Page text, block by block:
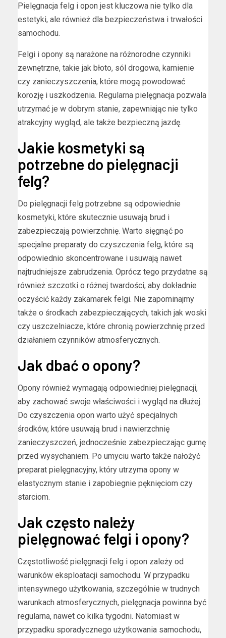
Pielęgnacja felg i opon jest kluczowa nie tylko dla
estetyki, ale również dla bezpieczeństwa i trwałości
samochodu.
Felgi i opony są narażone na różnorodne czynniki
zewnętrzne, takie jak błoto, sól drogowa, kamienie
czy zanieczyszczenia, które mogą powodować
korozję i uszkodzenia. Regularna pielęgnacja pozwala
utrzymać je w dobrym stanie, zapewniając nie tylko
atrakcyjny wygląd, ale także bezpieczną jazdę.
Jakie kosmetyki są
potrzebne do pielęgnacji
felg?
Do pielęgnacji felg potrzebne są odpowiednie
kosmetyki, które skutecznie usuwają brud i
zabezpieczają powierzchnię. Warto sięgnąć po
specjalne preparaty do czyszczenia felg, które są
odpowiednio skoncentrowane i usuwają nawet
najtrudniejsze zabrudzenia. Oprócz tego przydatne są
również szczotki o różnej twardości, aby dokładnie
oczyścić każdy zakamarek felgi. Nie zapominajmy
także o środkach zabezpieczających, takich jak woski
czy uszczelniacze, które chronią powierzchnię przed
działaniem czynników atmosferycznych.
Jak dbać o opony?
Opony również wymagają odpowiedniej pielęgnacji,
aby zachować swoje właściwości i wygląd na dłużej.
Do czyszczenia opon warto użyć specjalnych
środków, które usuwają brud i nawierzchnię
zanieczyszczeń, jednocześnie zabezpieczając gumę
przed wysychaniem. Po umyciu warto także nałożyć
preparat pielęgnacyjny, który utrzyma opony w
elastycznym stanie i zapobiegnie pęknięciom czy
starciom.
Jak często należy
pielęgnować felgi i opony?
Częstotliwość pielęgnacji felg i opon zależy od
warunków eksploatacji samochodu. W przypadku
intensywnego użytkowania, szczególnie w trudnych
warunkach atmosferycznych, pielęgnacja powinna być
regularna, nawet co kilka tygodni. Natomiast w
przypadku sporadycznego użytkowania samochodu,